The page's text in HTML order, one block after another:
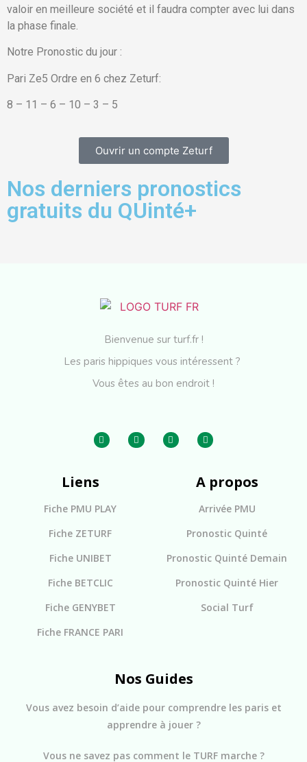
valoir en meilleure société et il faudra compter avec lui dans
la phase finale.
Notre Pronostic du jour :
Pari Ze5 Ordre en 6 chez Zeturf:
8 – 11 – 6 – 10 – 3 – 5
Ouvrir un compte Zeturf
Nos derniers pronostics
gratuits du QUinté+
Bienvenue sur turf.fr !
Les paris hippiques vous intéressent ?
Vous êtes au bon endroit !
Liens
Fiche PMU PLAY
Fiche ZETURF
Fiche UNIBET
Fiche BETCLIC
Fiche GENYBET
Fiche FRANCE PARI
A propos
Arrivée PMU
Pronostic Quinté
Pronostic Quinté Demain
Pronostic Quinté Hier
Social Turf
Nos Guides
Vous avez besoin d’aide pour comprendre les paris et
apprendre à jouer ?
Vous ne savez pas comment le TURF marche ?